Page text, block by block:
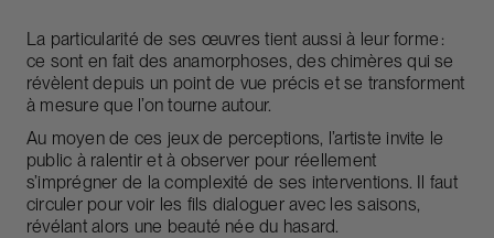
La particularité de ses œuvres tient aussi à leur forme :
ce sont en fait des anamorphoses, des chimères qui se
révèlent depuis un point de vue précis et se transforment
à mesure que l’on tourne autour.
Au moyen de ces jeux de perceptions, l’artiste invite le
public à ralentir et à observer pour réellement
s’imprégner de la complexité de ses interventions. Il faut
circuler pour voir les fils dialoguer avec les saisons,
révélant alors une beauté née du hasard.